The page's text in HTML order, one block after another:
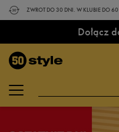
ZWROT DO 30 DNI. W KLUBIE DO
Dołącz